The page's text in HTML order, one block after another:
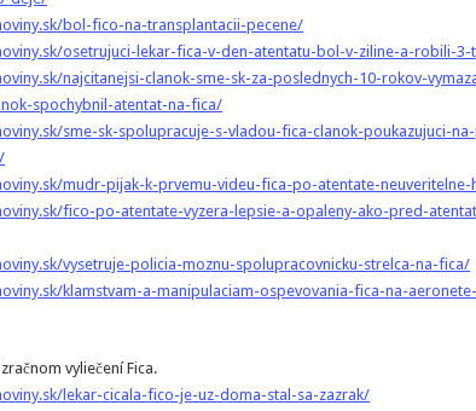
bol-fico-na-transplantacii-pecene/
osetrujuci-lekar-fica-v-den-atentatu-bol-v-ziline-a-robili-3-
najcitanejsi-clanok-sme-sk-za-poslednych-10-rokov-
spochybnil-atentat-na-fica/
sme-sk-spolupracuje-s-vladou-fica-clanok-poukazujuci-
mudr-pijak-k-prvemu-videu-fica-po-atentate-neuveritelne-
fico-po-atentate-vyzera-lepsie-a-opaleny-ako-pred-
vysetruje-policia-moznu-spolupracovnicku-strelca-na-fica/
klamstvam-a-manipulaciam-ospevovania-fica-na-
vyliečení Fica.
lekar-cicala-fico-je-uz-doma-stal-sa-zazrak/